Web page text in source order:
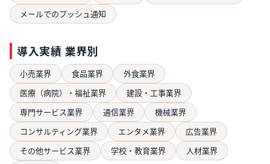
メールでのプッシュ通知
導入実績 業界別
小売業界 食品業界
外食業界
医療（病院）・福祉業界
建設・工事業界
専門サービス業界
通信業界
機械業界
コンサルティング業界
エンタメ業界
広告業界
その他サービス業界
学校・教育業界
人材業界